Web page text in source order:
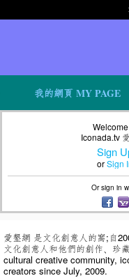
我的網頁 MY PAGE
Iconada.tv
Sign
orSign
Or sign in
愛墾網 是文化創意人的窩;自
文化創意人和他們的創作、珍
cultural creative community,
creators since July, 2009.